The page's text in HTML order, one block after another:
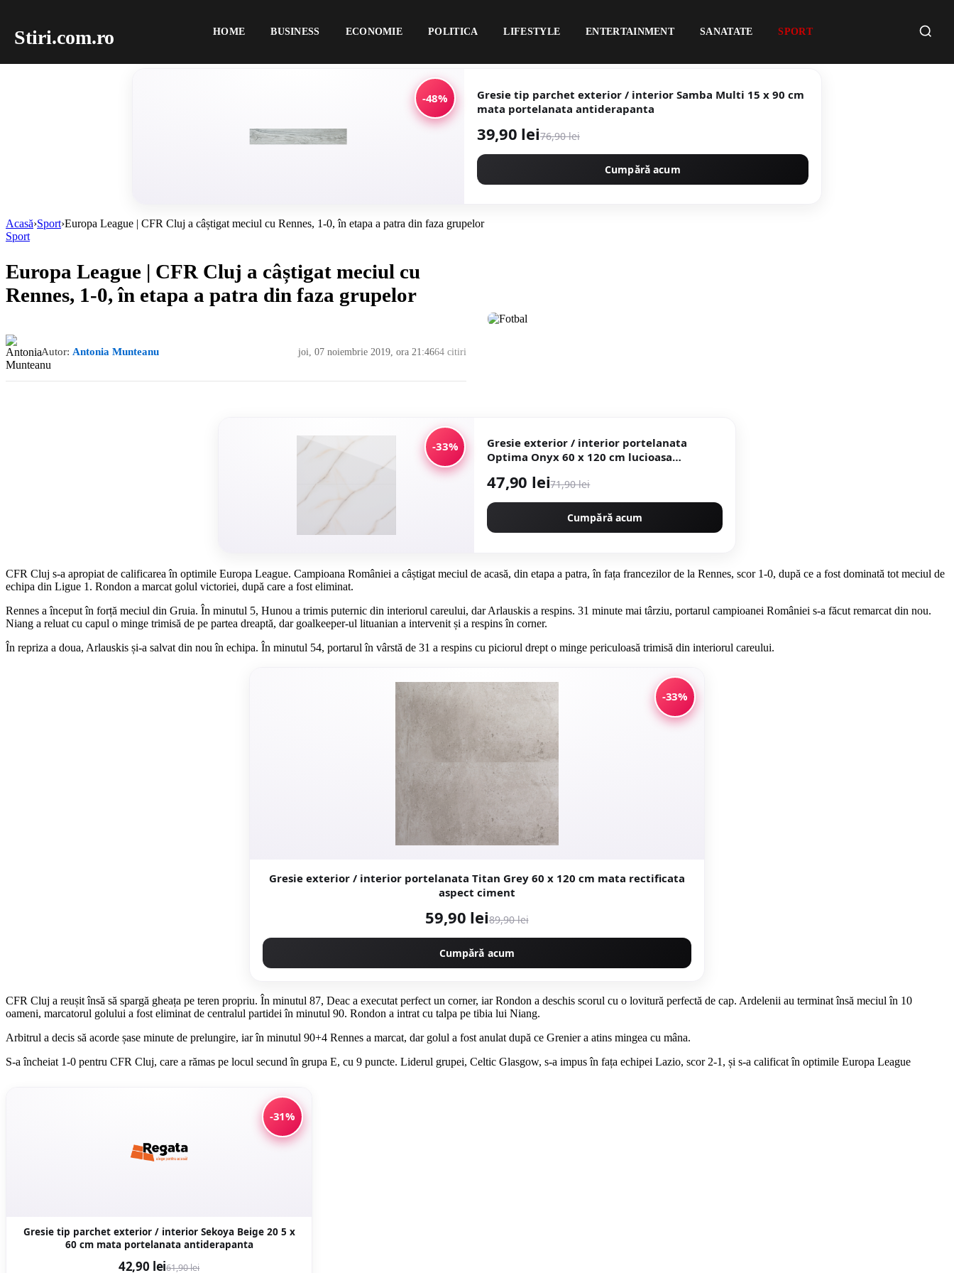
Stiri.com.ro HOME BUSINESS ECONOMIE POLITICA LIFESTYLE ENTERTAINMENT SANATATE SPORT
-48%
Gresie tip parchet exterior / interior Samba Multi 15 x 90 cm
mata portelanata antiderapanta
39,90 lei76,90 lei
Cumpără acum
Acasă›Sport›Europa League | CFR Cluj a câștigat meciul cu Rennes, 1-0, în etapa a patra din faza grupelor
Sport
Europa League | CFR Cluj a câștigat meciul cu
Rennes, 1-0, în etapa a patra din faza grupelor
Autor: Antonia Munteanu joi, 07 noiembrie 2019, ora 21:4664 citiri
-33%
Gresie exterior / interior portelanata
Optima Onyx 60 x 120 cm lucioasa
47,90 lei71,90 lei
Cumpără acum
CFR Cluj s-a apropiat de calificarea în optimile Europa League. Campioana României a câștigat meciul de acasă, din etapa a patra, în fața francezilor de la Rennes, scor 1-0, după ce a fost dominată tot meciul de
echipa din Ligue 1. Rondon a marcat golul victoriei, după care a fost eliminat.
Rennes a început în forță meciul din Gruia. În minutul 5, Hunou a trimis puternic din interiorul careului, dar Arlauskis a respins. 31 minute mai târziu, portarul campioanei României s-a făcut remarcat din nou.
Niang a reluat cu capul o minge trimisă de pe partea dreaptă, dar goalkeeper-ul lituanian a intervenit și a respins în corner.
În repriza a doua, Arlauskis și-a salvat din nou în echipa. În minutul 54, portarul în vârstă de 31 a respins cu piciorul drept o minge periculoasă trimisă din interiorul careului.
-33%
Gresie exterior / interior portelanata Titan Grey 60 x 120 cm mata rectificata
aspect ciment
59,90 lei89,90 lei
Cumpără acum
CFR Cluj a reușit însă să spargă gheața pe teren propriu. În minutul 87, Deac a executat perfect un corner, iar Rondon a deschis scorul cu o lovitură perfectă de cap. Ardelenii au terminat însă meciul în 10
oameni, marcatorul golului a fost eliminat de centralul partidei în minutul 90. Rondon a intrat cu talpa pe tibia lui Niang.
Arbitrul a decis să acorde șase minute de prelungire, iar în minutul 90+4 Rennes a marcat, dar golul a fost anulat după ce Grenier a atins mingea cu mâna.
S-a încheiat 1-0 pentru CFR Cluj, care a rămas pe locul secund în grupa E, cu 9 puncte. Liderul grupei, Celtic Glasgow, s-a impus în fața echipei Lazio, scor 2-1, și s-a calificat în optimile Europa League
-31%
Gresie tip parchet exterior / interior Sekoya Beige 20 5 x
60 cm mata portelanata antiderapanta
42,90 lei61,90 lei